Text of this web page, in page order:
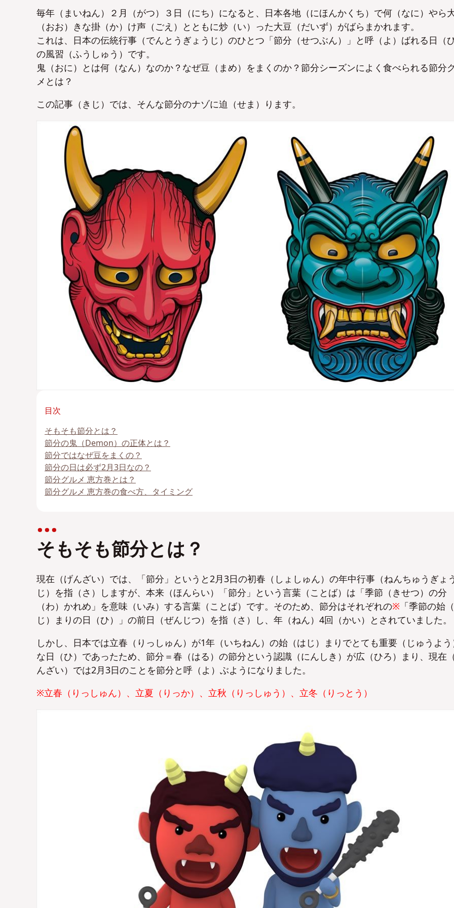
毎年（まいねん）２月（がつ）３日（にち）になると、日本各地（にほんかくち）で何（なに）やら
（おお）きな掛（か）け声（ごえ）とともに炒（い）った大豆（だいず）がばらまかれます。
これは、日本の伝統行事（でんとうぎょうじ）のひとつ「節分（せつぶん）」と呼（よ）ばれる日（ひ
の風習（ふうしゅう）です。
鬼（おに）とは何（なん）なのか？なぜ豆（まめ）をまくのか？節分シーズンによく食べられる節分
メとは？
この記事（きじ）では、そんな節分のナゾに迫（せま）ります。
目次
そもそも節分とは？
節分の鬼（Demon）の正体とは？
節分ではなぜ豆をまくの？
節分の日は必ず2月3日なの？
節分グルメ 恵方巻とは？
節分グルメ 恵方巻の食べ方、タイミング
そもそも節分とは？
現在（げんざい）では、「節分」というと2月3日の初春（しょしゅん）の年中行事（ねんちゅうぎょ
じ）を指（さ）しますが、本来（ほんらい）「節分」という言葉（ことば）は「季節（きせつ）の分
（わ）かれめ」を意味（いみ）する言葉（ことば）です。そのため、節分はそれぞれの※ 「季節の始
じ）まりの日（ひ）」の前日（ぜんじつ）を指（さ）し、年（ねん）4回（かい）とされていました。
しかし、日本では立春（りっしゅん）が1年（いちねん）の始（はじ）まりでとても重要（じゅうよう
な日（ひ）であったため、節分＝春（はる）の節分という認識（にんしき）が広（ひろ）まり、現在
んざい）では2月3日のことを節分と呼（よ）ぶようになりました。
※立春（りっしゅん）、立夏（りっか）、立秋（りっしゅう）、立冬（りっとう）